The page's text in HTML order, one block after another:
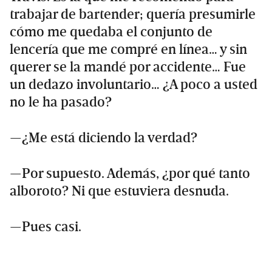
trabajar de bartender; quería presumirle
cómo me quedaba el conjunto de
lencería que me compré en línea… y sin
querer se la mandé por accidente… Fue
un dedazo involuntario… ¿A poco a usted
no le ha pasado?
—¿Me está diciendo la verdad?
—Por supuesto. Además, ¿por qué tanto
alboroto? Ni que estuviera desnuda.
—Pues casi.